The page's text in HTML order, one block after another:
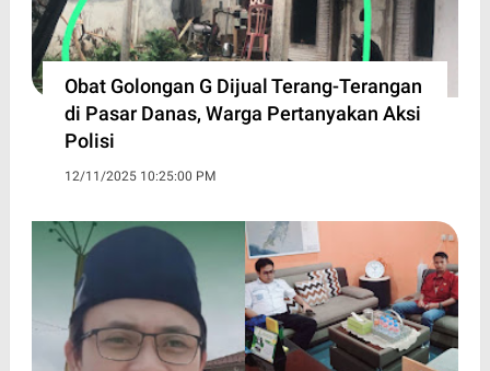
Obat Golongan G Dijual Terang-Terangan
di Pasar Danas, Warga Pertanyakan Aksi
Polisi
12/11/2025 10:25:00 PM